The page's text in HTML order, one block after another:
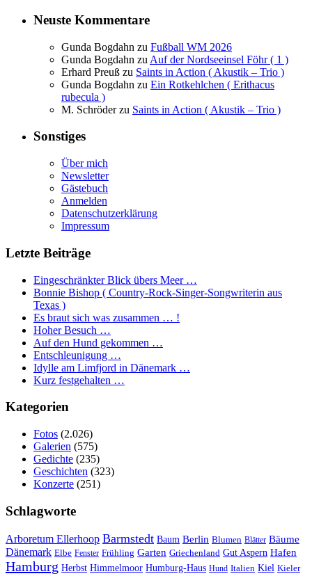
Neuste Kommentare
Gunda Bogdahn zu Fußball WM 2026
Gunda Bogdahn zu Auf der Nordseeinsel Föhr ( 1 )
Erhard Preuß zu Saints in Action ( Akustik – Trio )
Gunda Bogdahn zu Ein Rotkehlchen ( Erithacus
rubecula )
M. Schröderzu Saints in Action ( Akustik – Trio )
Sonstiges
Über mich
Newsletter
Gästebuch
Anmelden
Datenschutzerklärung
Impressum
Letzte Beiträge
Eingeschränkter Blick übers Meer …
Bonnie Bishop ( Country-Rock-Singer-Songwriterin aus
Texas )
Es braut sich was zusammen … !
Hoher Besuch …
Auf den Hund gekommen …
Entschleunigung …
Idylle am Limfjord in Dänemark …
Kurz festgehalten …
Kategorien
Fotos (2.026)
Galerien (575)
Gedichte (235)
Geschichten (323)
Konzerte (251)
Schlagworte
Arboretum Ellerhoop Barmstedt Baum Berlin Blumen Blätter Bäume
Dänemark Elbe Fenster Frühling Garten Griechenland Gut Aspern Hafen
Hamburg Herbst Himmelmoor Humburg-Haus Hund Italien Kiel Kieler